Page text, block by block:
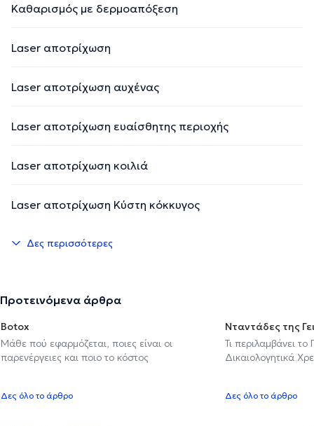
Kαθαρισμός με δερμοαπόξεση
Laser αποτρίχωση
Laser αποτρίχωση αυχένας
Laser αποτρίχωση ευαίσθητης περιοχής
Laser αποτρίχωση κοιλιά
Laser αποτρίχωση Κύστη κόκκυγος
Δες περισσότερες
Προτεινόμενα άρθρα
Botox
Μάθε πού εφαρμόζεται, ποιες είναι οι
παρενέργειες και ποιο το κόστος
Δες όλο το άρθρο
Νταντάδες της
Τι περιλαμβάνει
Δικαιολογητικά
Δες όλο το άρθρο